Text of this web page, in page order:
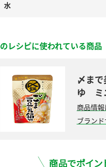
水
レシピに使われている商品
〆ま
ゆ ミ
商品情
ブラン